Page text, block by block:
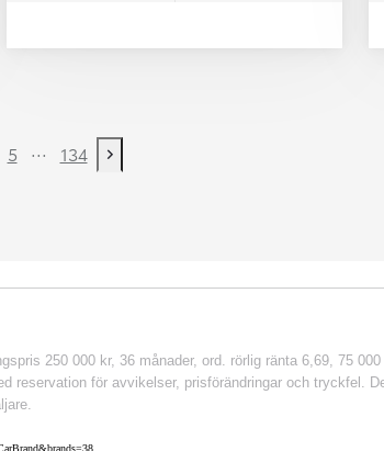
5 ... 134
Next page
250 000 kr, 36 månader, ord. rörlig ränta 6,69, 75
för avvikelser, prisförändringar och tryckfel.